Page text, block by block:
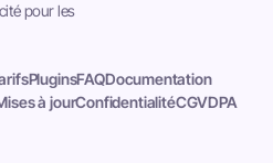
pour les
PluginsFAQDocumentation
à jourConfidentialitéCGVDPA